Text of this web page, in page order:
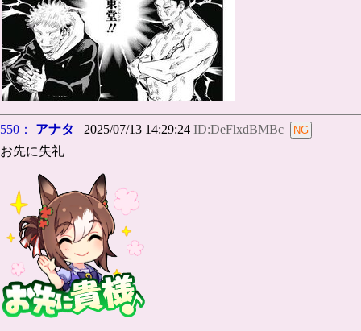
550： アナタ 2025/07/13 14:29:24 ID:DeFlxdBMBc
お先に失礼